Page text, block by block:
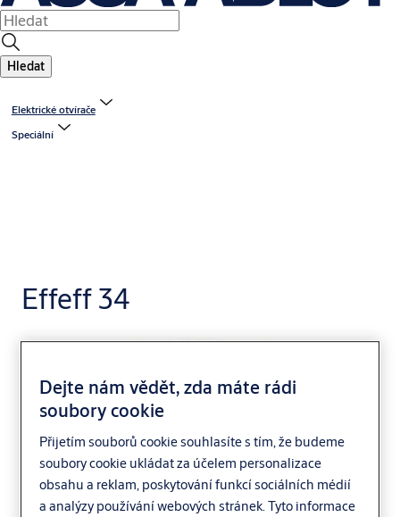
Hledat
Elektrické otvírače
Speciální
Effeff 34
Dejte nám vědět, zda máte rádi
soubory cookie
Přijetím souborů cookie souhlasíte s tím, že budeme
soubory cookie ukládat za účelem personalizace
obsahu a reklam, poskytování funkcí sociálních médií
a analýzy používání webových stránek. Tyto informace